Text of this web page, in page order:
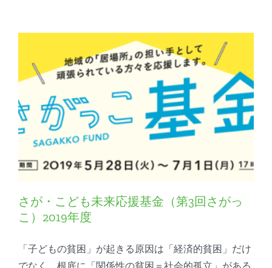
さが・こども未来応援基金（第3回さがっ
こ）2019年度
「子どもの貧困」が起きる原因は「経済的貧困」だけ